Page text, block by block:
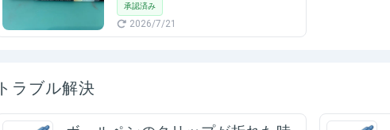
承認済み
2026/7/21
トラブル解決